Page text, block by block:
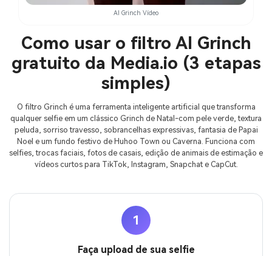
AI Grinch Vídeo
Como usar o filtro AI Grinch
gratuito da Media.io (3 etapas
simples)
O filtro Grinch é uma ferramenta inteligente artificial que transforma
qualquer selfie em um clássico Grinch de Natal-com pele verde, textura
peluda, sorriso travesso, sobrancelhas expressivas, fantasia de Papai
Noel e um fundo festivo de Huhoo Town ou Caverna. Funciona com
selfies, trocas faciais, fotos de casais, edição de animais de estimação e
vídeos curtos para TikTok, Instagram, Snapchat e CapCut.
1
Faça upload de sua selfie